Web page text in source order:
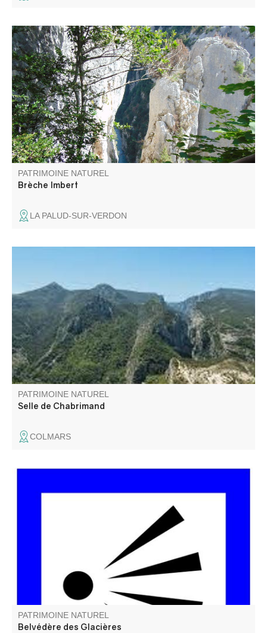
La Brèche Imbert est située au milieu du Blanc-Martel,
c'est un escalier dans le vide, avec des rambardes, de
274 marches est l'un des points de vues les plus
impressionnant du sentier Blanc-Martel.
PATRIMOINE NATUREL
Brèche Imbert
LA PALUD-SUR-VERDON
trouve le rocher de Chabrimand.
PATRIMOINE NATUREL
Selle de Chabrimand
COLMARS
Le belvédère des Glacières s’appelle ainsi car il y avait
des trous dans lesquelles la glace naturelle était
conservée pour l’usage domestique (avant l’arrivée de
PATRIMOINE NATUREL
Belvédère des Glacières